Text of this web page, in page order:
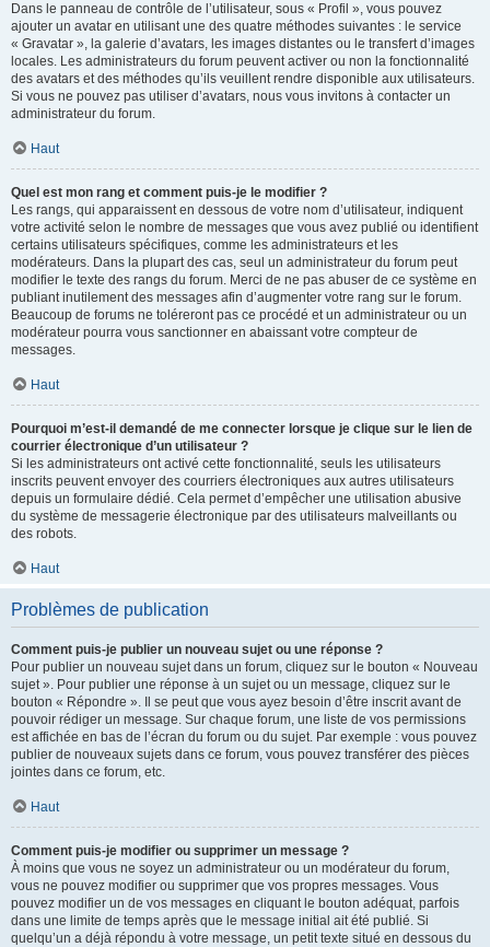
Dans le panneau de contrôle de l’utilisateur, sous « Profil », vous pouvez
ajouter un avatar en utilisant une des quatre méthodes suivantes : le service
« Gravatar », la galerie d’avatars, les images distantes ou le transfert d’images
locales. Les administrateurs du forum peuvent activer ou non la fonctionnalité
des avatars et des méthodes qu’ils veuillent rendre disponible aux utilisateurs.
Si vous ne pouvez pas utiliser d’avatars, nous vous invitons à contacter un
administrateur du forum.
Haut
Quel est mon rang et comment puis-je le modifier ?
Les rangs, qui apparaissent en dessous de votre nom d’utilisateur, indiquent
votre activité selon le nombre de messages que vous avez publié ou identifient
certains utilisateurs spécifiques, comme les administrateurs et les
modérateurs. Dans la plupart des cas, seul un administrateur du forum peut
modifier le texte des rangs du forum. Merci de ne pas abuser de ce système en
publiant inutilement des messages afin d’augmenter votre rang sur le forum.
Beaucoup de forums ne toléreront pas ce procédé et un administrateur ou un
modérateur pourra vous sanctionner en abaissant votre compteur de
messages.
Haut
Pourquoi m’est-il demandé de me connecter lorsque je clique sur le lien de
courrier électronique d’un utilisateur ?
Si les administrateurs ont activé cette fonctionnalité, seuls les utilisateurs
inscrits peuvent envoyer des courriers électroniques aux autres utilisateurs
depuis un formulaire dédié. Cela permet d’empêcher une utilisation abusive
du système de messagerie électronique par des utilisateurs malveillants ou
des robots.
Haut
Problèmes de publication
Comment puis-je publier un nouveau sujet ou une réponse ?
Pour publier un nouveau sujet dans un forum, cliquez sur le bouton « Nouveau
sujet ». Pour publier une réponse à un sujet ou un message, cliquez sur le
bouton « Répondre ». Il se peut que vous ayez besoin d’être inscrit avant de
pouvoir rédiger un message. Sur chaque forum, une liste de vos permissions
est affichée en bas de l’écran du forum ou du sujet. Par exemple : vous pouvez
publier de nouveaux sujets dans ce forum, vous pouvez transférer des pièces
jointes dans ce forum, etc.
Haut
Comment puis-je modifier ou supprimer un message ?
À moins que vous ne soyez un administrateur ou un modérateur du forum,
vous ne pouvez modifier ou supprimer que vos propres messages. Vous
pouvez modifier un de vos messages en cliquant le bouton adéquat, parfois
dans une limite de temps après que le message initial ait été publié. Si
quelqu’un a déjà répondu à votre message, un petit texte situé en dessous du